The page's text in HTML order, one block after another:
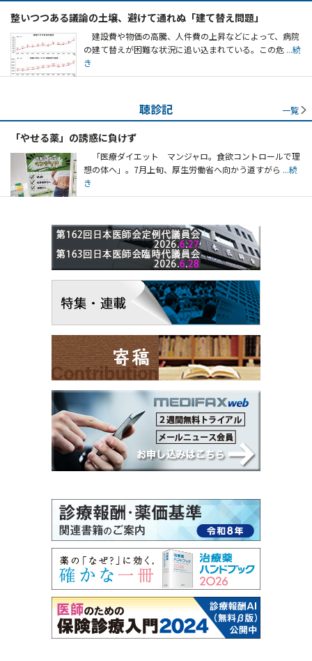
整いつつある議論の土壌、避けて通れぬ「建て替え問題」
建設費や物価の高騰、人件費の上昇などによって、病院
の建て替えが困難な状況に追い込まれている。この危 ...続
き
聴診記 一覧
「やせる薬」の誘惑に負けず
「医療ダイエット マンジャロ。食欲コントロールで理
想の体へ」。7月上旬、厚生労働省へ向かう道すがら ...続
き